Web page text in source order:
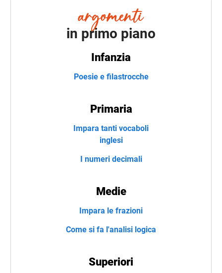
in primo piano
Infanzia
Poesie e filastrocche
Primaria
Impara tanti vocaboli
inglesi
I numeri decimali
Medie
Impara le frazioni
Come si fa l'analisi logica
Superiori